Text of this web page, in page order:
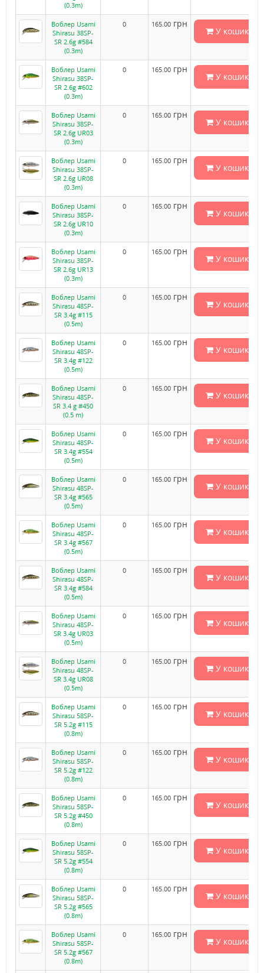
(0.3m)
Воблер Usami
Shirasu 38SP-
SR 2.6g #584
(0.3m)
0 165.00 грн
У кошик
Воблер Usami
Shirasu 38SP-
SR 2.6g #602
(0.3m)
0 165.00 грн
У кошик
Воблер Usami
Shirasu 38SP-
SR 2.6g UR03
(0.3m)
0 165.00 грн
У кошик
Воблер Usami
Shirasu 38SP-
SR 2.6g UR08
(0.3m)
0 165.00 грн
У кошик
Воблер Usami
Shirasu 38SP-
SR 2.6g UR10
(0.3m)
0 165.00 грн
У кошик
Воблер Usami
Shirasu 38SP-
SR 2.6g UR13
(0.3m)
0 165.00 грн
У кошик
Воблер Usami
Shirasu 48SP-
SR 3.4g #115
(0.5m)
0 165.00 грн
У кошик
Воблер Usami
Shirasu 48SP-
SR 3.4g #122
(0.5m)
0 165.00 грн
У кошик
Воблер Usami
Shirasu 48SP-
SR 3.4 g #450
(0.5 m)
0 165.00 грн
У кошик
Воблер Usami
Shirasu 48SP-
SR 3.4g #554
(0.5m)
0 165.00 грн
У кошик
Воблер Usami
Shirasu 48SP-
SR 3.4g #565
(0.5m)
0 165.00 грн
У кошик
Воблер Usami
Shirasu 48SP-
SR 3.4g #567
(0.5m)
0 165.00 грн
У кошик
Воблер Usami
Shirasu 48SP-
SR 3.4g #584
(0.5m)
0 165.00 грн
У кошик
Воблер Usami
Shirasu 48SP-
SR 3.4g UR03
(0.5m)
0 165.00 грн
У кошик
Воблер Usami
Shirasu 48SP-
SR 3.4g UR08
(0.5m)
0 165.00 грн
У кошик
Воблер Usami
Shirasu 58SP-
SR 5.2g #115
(0.8m)
0 165.00 грн
У кошик
Воблер Usami
Shirasu 58SP-
SR 5.2g #122
(0.8m)
0 165.00 грн
У кошик
Воблер Usami
Shirasu 58SP-
SR 5.2g #450
(0.8m)
0 165.00 грн
У кошик
Воблер Usami
Shirasu 58SP-
SR 5.2g #554
(0.8m)
0 165.00 грн
У кошик
Воблер Usami
Shirasu 58SP-
SR 5.2g #565
(0.8m)
0 165.00 грн
У кошик
Воблер Usami
Shirasu 58SP-
SR 5.2g #567
(0.8m)
0 165.00 грн
У кошик